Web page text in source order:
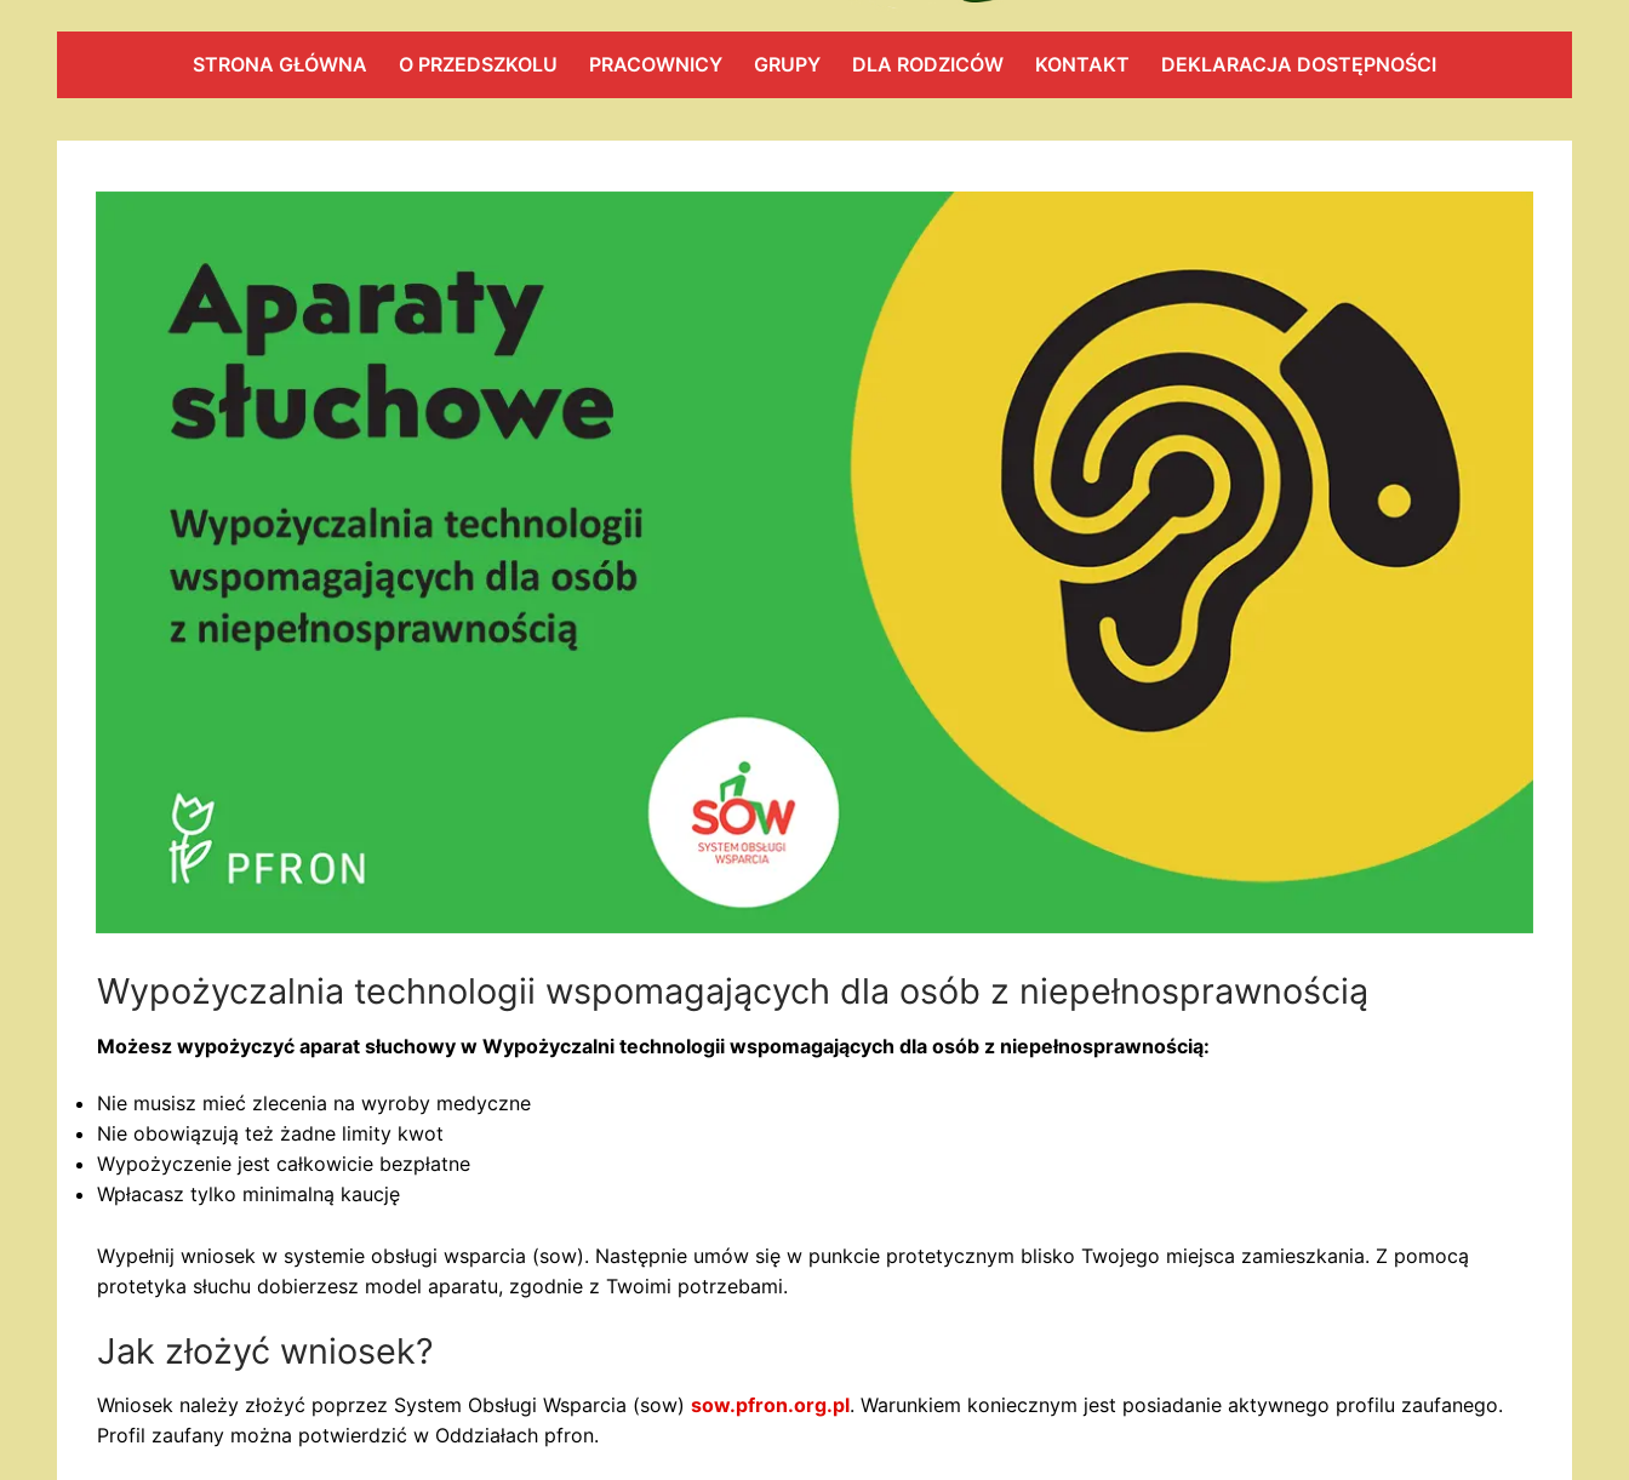
STRONA GŁÓWNA O PRZEDSZKOLU PRACOWNICY GRUPY DLA RODZICÓW KONTAKT DEKLARACJA DOSTĘPNOŚCI
Wypożyczalnia technologii wspomagających dla osób z niepełnosprawnością
Możesz wypożyczyć aparat słuchowy w Wypożyczalni technologii wspomagających dla osób z niepełnosprawnością:
Nie musisz mieć zlecenia na wyroby medyczne
Nie obowiązują też żadne limity kwot
Wypożyczenie jest całkowicie bezpłatne
Wpłacasz tylko minimalną kaucję
Wypełnij wniosek w systemie obsługi wsparcia (sow). Następnie umów się w punkcie protetycznym blisko Twojego miejsca zamieszkania. Z pomocą
protetyka słuchu dobierzesz model aparatu, zgodnie z Twoimi potrzebami.
Jak złożyć wniosek?
Wniosek należy złożyć poprzez System Obsługi Wsparcia (sow) sow.pfron.org.pl. Warunkiem koniecznym jest posiadanie aktywnego profilu zaufanego.
Profil zaufany można potwierdzić w Oddziałach pfron.